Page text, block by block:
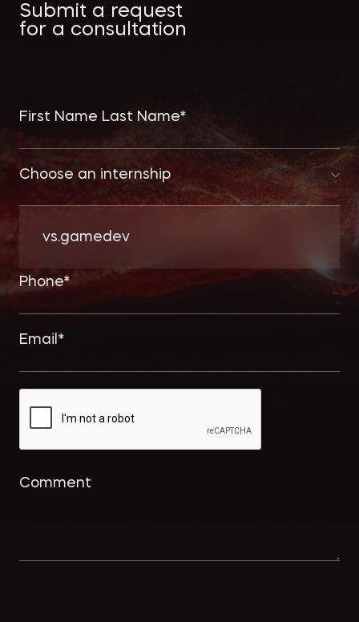
ИНВЕСТИЦИОННЫЕ ПРОЕКТЫ
И НЕДВИЖИМОСТЬ
АРХИТЕКТУРА
И ПРОЕКТИРОВАНИЕ
РАЗРЕШЕНИЕ СПОРОВ
БАНКРОТСТВО
БАНКОВСКОЕ ПРАВО
Submit a request
for a consultation
Choose an internship
vs.gamedev